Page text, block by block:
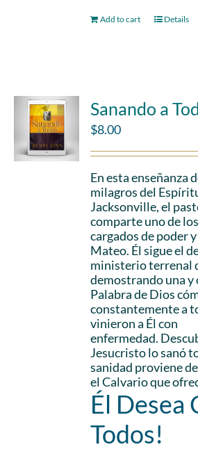
Add to cart Details
Sanando a
$8.00
En esta enseñanza
milagros del
Jacksonville, el
comparte uno de
cargados de poder
Mateo. Él sigue el
ministerio terrenal
demostrando una y
Palabra de Dios
constantemente a
vinieron a Él con
enfermedad.
Jesucristo lo sanó
sanidad proviene
el Calvario que
Él Desea
Todos!